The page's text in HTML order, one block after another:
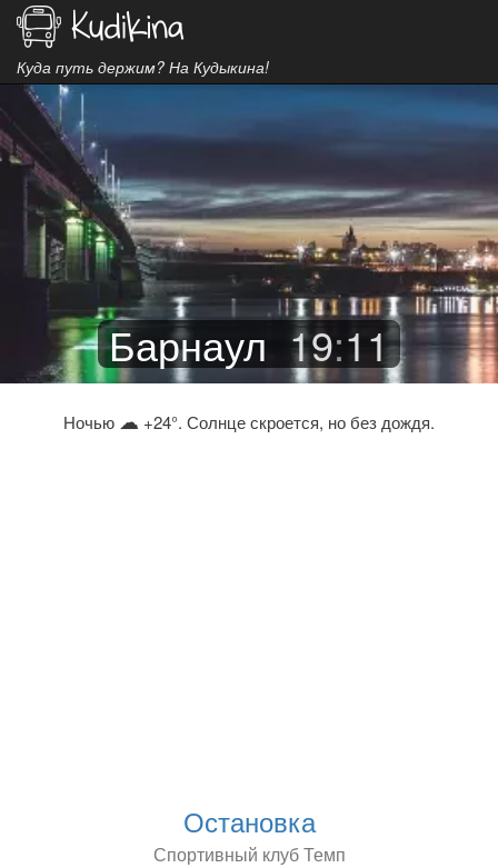
Куда путь держим? На Кудыкина!
Барнаул 19:11
Ночью ☁ +24°. Солнце скроется, но без дождя.
Остановка
Спортивный клуб Темп